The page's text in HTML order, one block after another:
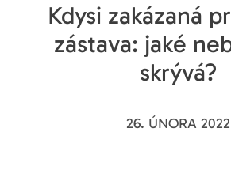
Kdysi zakázaná
zástava: jaké
skrývá?
26. ÚNORA 2022